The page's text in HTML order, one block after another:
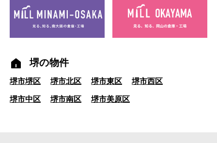
堺の物件
堺市堺区 堺市北区 堺市東区 堺市西区
堺市中区 堺市南区 堺市美原区